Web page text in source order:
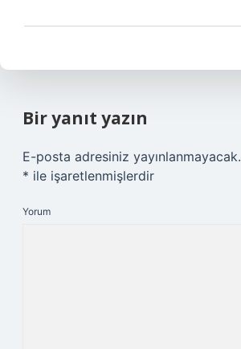
Bir yanıt yazın
E-posta adresiniz yayınlanmayacak.
* ile işaretlenmişlerdir
Yorum